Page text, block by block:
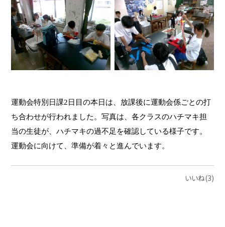
運動会特別日課2日目の本日は、放課後に運動会係ごとの打
ち合わせが行われました。写真は、各クラスのハチマキ担
当の生徒が、ハチマキの過不足を確認している様子です。
運動会に向けて、準備が着々と進んでいます。
いいね(3)